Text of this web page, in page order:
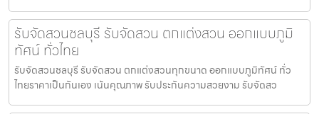
รับจัดสวนชลบุรี รับจัดสวน ตกแต่งสวน ออกแบบภูมิ
ทัศน์ ทั่วไทย
รับจัดสวนชลบุรี รับจัดสวน ตกแต่งสวนทุกขนาด ออกแบบภูมิทัศน์ ทั่ว
ไทยราคาเป็นกันเอง เน้นคุณภาพ รับประกันความสวยงาม รับจัดสว